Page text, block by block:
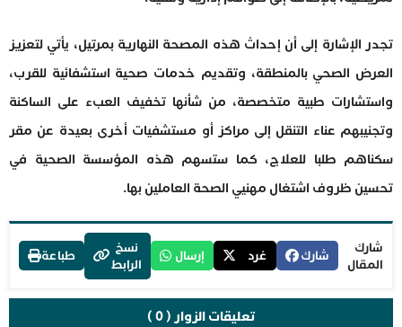
تجدر الإشارة إلى أن إحداث هذه المصحة النهارية بمرتيل، يأتي لتعزيز
العرض الصحي بالمنطقة، وتقديم خدمات صحية استشفائية للقرب،
واستشارات طبية متخصصة، من شأنها تخفيف العبء على الساكنة
وتجنيبهم عناء التنقل إلى مراكز أو مستشفيات أخرى بعيدة عن مقر
سكناهم طلبا للعلاج، كما ستسهم هذه المؤسسة الصحية في
تحسين ظروف اشتغال مهنيي الصحة العاملين بها.
شارك
المقال
شارك غرد إرسال
نسخ
الرابط
طباعة
تعليقات الزوار ( 0 )